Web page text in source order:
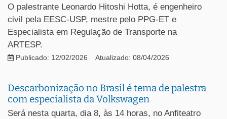
O palestrante Leonardo Hitoshi Hotta, é engenheiro
civil pela EESC-USP, mestre pelo PPG-ET e
Especialista em Regulação de Transporte na
ARTESP.
Publicado: 12/02/2026 Atualizado: 08/04/2026
Descarbonização no Brasil é tema de palestra
com especialista da Volkswagen
Será nesta quarta, dia 8, às 14 horas, no Anfiteatro